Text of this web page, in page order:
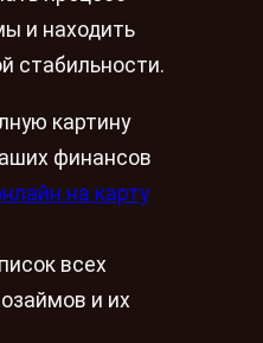
и находить
стабильности.
картину
финансов
на карту
всех
и их